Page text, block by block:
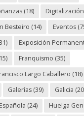
(18) Digitalización
Besteiro (14) Eventos
Exposición
Franquismo (35)
Largo Caballero (18)
Galerías(39) Galicia
(24) Huelga